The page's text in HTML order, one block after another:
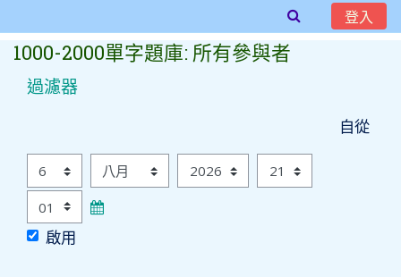
跳至主內容
登入
1000-2000單字題庫: 所有參與者
過濾器
自從
自從
日 年
時
分
啟用